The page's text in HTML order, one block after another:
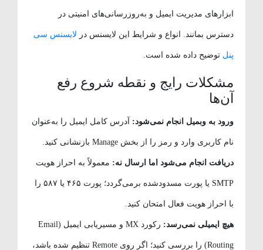
ابزارهای مدیریت ایمیل و به‌روزرسانی‌های امنیتی در
دسترس بمانند. انواع و شرایط این لایسنس درلایسنس سی
پنلتوضیح داده شده است.
مشکلات رایج و نقطه شروع رفع
آن‌ها
ورود به وبمیل انجام نمی‌شود:آدرس کامل ایمیل را به‌عنوان
نام کاربری وارد و رمز را از بخش Manage بازنشانی کنید.
دریافت انجام می‌شود اما ارسال نه:معمولاً به احراز هویت
SMTP یا پورت مسدودشده برمی‌گردد؛ پورت ۴۶۵ یا ۵۸۷ را
با احراز هویت فعال امتحان کنید.
هیچ ایمیلی نمی‌رسد: رکورد MX و مسیریابی ایمیل (Email
Routing) را بررسی کنید؛ اگر روی Remote تنظیم شده باشد،